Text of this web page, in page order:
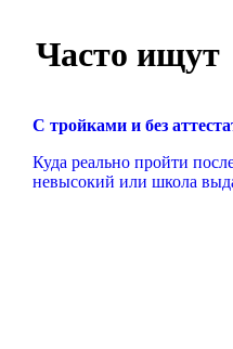
Часто ищут
С тройками и без
Куда реально пройти
невысокий или школа